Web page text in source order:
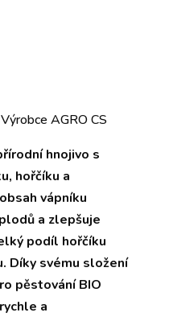
AGRO CS
hnojivo s
hořčíku a
vápníku
a zlepšuje
podíl hořčíku
Díky svému složení
pěstování BIO
a